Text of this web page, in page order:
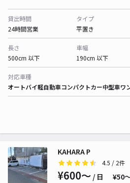
貸出時間
24時間営業
タイプ
平置き
長さ
500cm 以下
車幅
190cm 以下
対応車種
オートバイ軽自動車コンパクトカー中型車ワ
KAHARA P
4.5 / 2件
¥600〜 / 日 ¥50